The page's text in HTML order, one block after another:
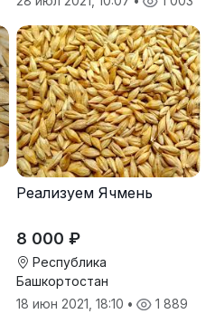
Реализуем Ячмень
8 000 ₽
Республика
Башкортостан
18 июн 2021, 18:10 • 1 889